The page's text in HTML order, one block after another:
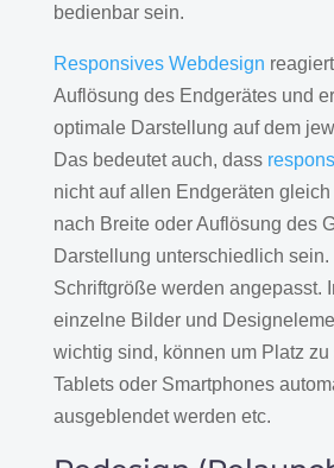
bedienbar sein.
Responsives Webdesign
Auflösung des Endgerätes und
optimale Darstellung auf dem
Das bedeutet auch, dass
nicht auf allen Endgeräten
nach Breite oder Auflösung des
Darstellung unterschiedlich sein.
Schriftgröße werden angepasst.
einzelne Bilder und
wichtig sind, können um Platz zu
Tablets oder Smartphones
ausgeblendet werden etc.